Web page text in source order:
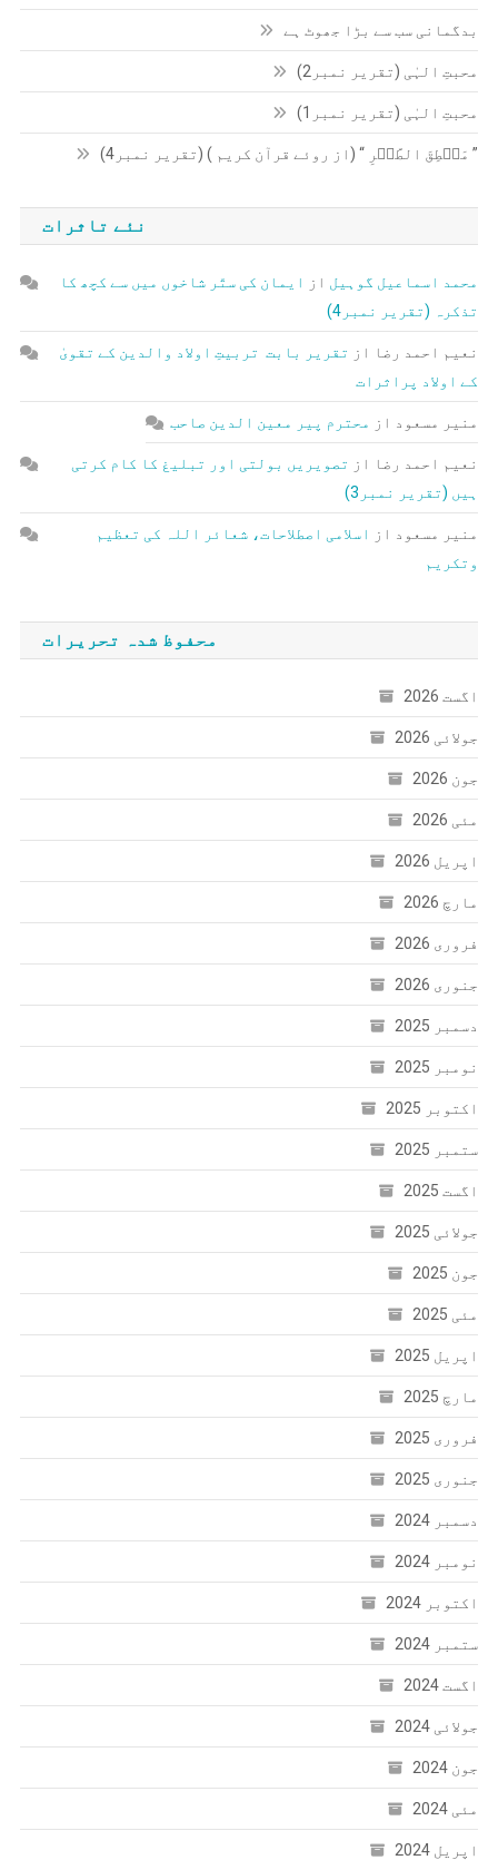
بدگمانی سب سے بڑا جھوٹ ہے
محبتِ الہٰی (تقریر نمبر2)
محبتِ الہٰی (تقریر نمبر1)
” مَنۡطِقَ الطَّیۡرِ “ (از روئے قرآن کریم ) (تقریر نمبر4)
نئے تاثرات
محمد اسماعیل گوہیل از
ایمان کی ستّر شاخوں میں سے کچھ کا
تذکرہ (تقریر نمبر4)
نعیم احمد رضا از تقریر بابت تربیتِ اولاد والدین کے تقویٰ
کے اولاد پراثرات
منیر مسعود از محترم پیر معین الدین صاحب
نعیم احمد رضا از تصویریں بولتی اور تبلیغ کا کام کرتی
ہیں (تقریر نمبر3)
منیر مسعود از
اسلامی اصطلاحات، شعائر اللہ کی تعظیم
وتکریم
محفوظ شدہ تحریرات
اگست 2026
جولائی 2026
جون 2026
مئی 2026
اپریل 2026
مارچ 2026
فروری 2026
جنوری 2026
دسمبر 2025
نومبر 2025
اکتوبر 2025
ستمبر 2025
اگست 2025
جولائی 2025
جون 2025
مئی 2025
اپریل 2025
مارچ 2025
فروری 2025
جنوری 2025
دسمبر 2024
نومبر 2024
اکتوبر 2024
ستمبر 2024
اگست 2024
جولائی 2024
جون 2024
مئی 2024
اپریل 2024